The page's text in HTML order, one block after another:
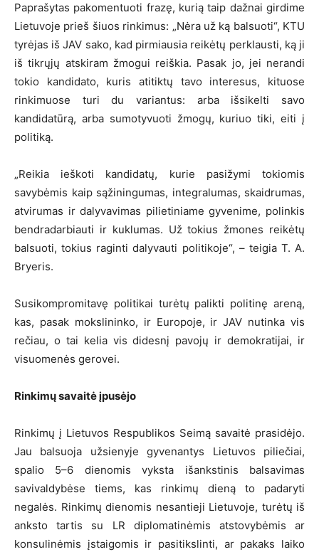
Paprašytas pakomentuoti frazę, kurią taip dažnai girdime
Lietuvoje prieš šiuos rinkimus: „Nėra už ką balsuoti“, KTU
tyrėjas iš JAV sako, kad pirmiausia reikėtų perklausti, ką ji
iš tikrųjų atskiram žmogui reiškia. Pasak jo, jei nerandi
tokio kandidato, kuris atitiktų tavo interesus, kituose
rinkimuose turi du variantus: arba išsikelti savo
kandidatūrą, arba sumotyvuoti žmogų, kuriuo tiki, eiti į
politiką.
„Reikia ieškoti kandidatų, kurie pasižymi tokiomis
savybėmis kaip sąžiningumas, integralumas, skaidrumas,
atvirumas ir dalyvavimas pilietiniame gyvenime, polinkis
bendradarbiauti ir kuklumas. Už tokius žmones reikėtų
balsuoti, tokius raginti dalyvauti politikoje“, – teigia T. A.
Bryeris.
Susikompromitavę politikai turėtų palikti politinę areną,
kas, pasak mokslininko, ir Europoje, ir JAV nutinka vis
rečiau, o tai kelia vis didesnį pavojų ir demokratijai, ir
visuomenės gerovei.
Rinkimų savaitė įpusėjo
Rinkimų į Lietuvos Respublikos Seimą savaitė prasidėjo.
Jau balsuoja užsienyje gyvenantys Lietuvos piliečiai,
spalio 5–6 dienomis vyksta išankstinis balsavimas
savivaldybėse tiems, kas rinkimų dieną to padaryti
negalės. Rinkimų dienomis nesantieji Lietuvoje, turėtų iš
anksto tartis su LR diplomatinėmis atstovybėmis ar
konsulinėmis įstaigomis ir pasitikslinti, ar pakaks laiko